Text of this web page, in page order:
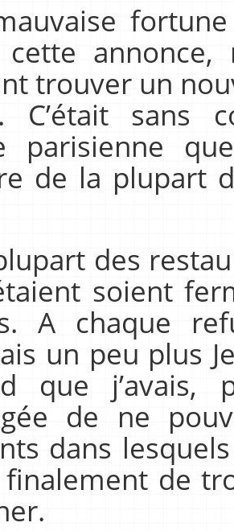
annonce,
trouver un
C’était sans
parisienne
de la plupart
des
soient
A chaque
un peu plus
que
de ne
dans
finalement de